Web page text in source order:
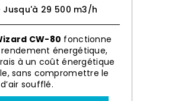
29 500 m3/h
CW-80 fonctionne
énergétique,
à un coût énergétique
sans compromettre le
soufflé.